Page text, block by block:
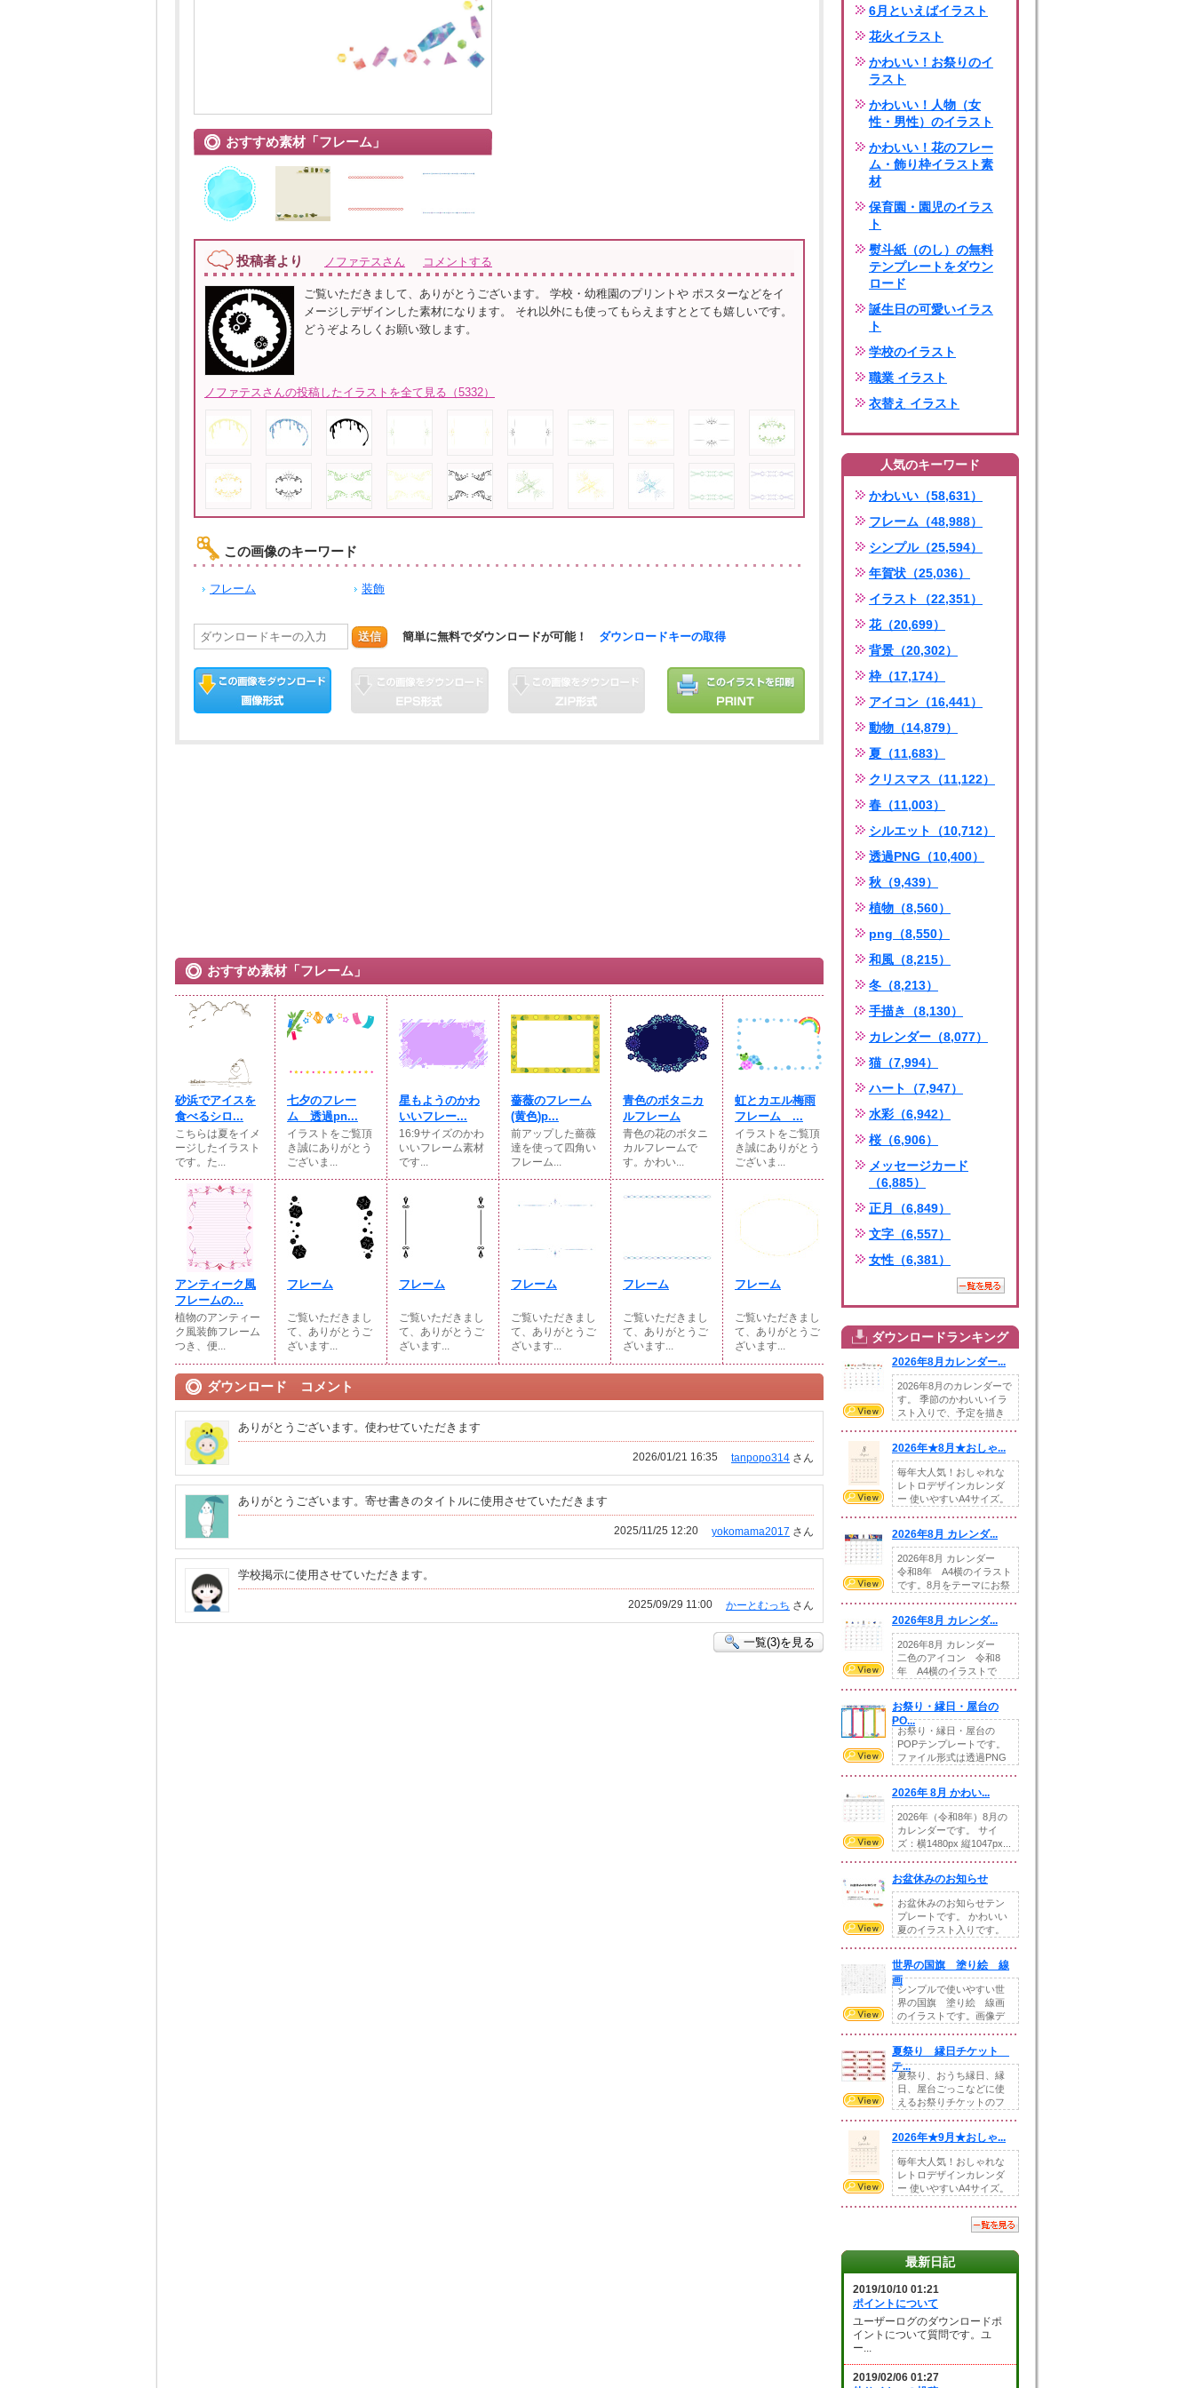
おすすめ素材「フレーム」
投稿者より ノファテスさん コメントする
ご覧いただきまして、ありがとうございます。 学校・幼稚園のプリントや ポスターなどをイ
メージしデザインした素材になります。 それ以外にも使ってもらえますととても嬉しいです。
どうぞよろしくお願い致します。
ノファテスさんの投稿したイラストを全て見る（5332）
この画像のキーワード
フレーム 装飾
送信 簡単に無料でダウンロードが可能！ ダウンロードキーの取得
おすすめ素材「フレーム」
砂浜でアイスを
食べるシロ...
こちらは夏をイメ
ージしたイラスト
です。た...
七夕のフレー
ム 透過pn...
イラストをご覧頂
き誠にありがとう
ございま...
星もようのかわ
いいフレー...
16:9サイズのかわ
いいフレーム素材
です...
薔薇のフレーム
(黄色)p...
前アップした薔薇
達を使って四角い
フレーム...
青色のボタニカ
ルフレーム
青色の花のボタニ
カルフレームで
す。かわい...
虹とカエル梅雨
フレーム ...
イラストをご覧頂
き誠にありがとう
ございま...
アンティーク風
フレームの...
植物のアンティー
ク風装飾フレーム
つき、便...
フレーム
ご覧いただきまし
て、ありがとうご
ざいます...
フレーム
ご覧いただきまし
て、ありがとうご
ざいます...
フレーム
ご覧いただきまし
て、ありがとうご
ざいます...
フレーム
ご覧いただきまし
て、ありがとうご
ざいます...
フレーム
ご覧いただきまし
て、ありがとうご
ざいます...
ダウンロード コメント
ありがとうございます。使わせていただきます
tanpopo314 さん
2026/01/21 16:35
ありがとうございます。寄せ書きのタイトルに使用させていただきます
yokomama2017 さん
2025/11/25 12:20
学校掲示に使用させていただきます。
かーとむっち さん
2025/09/29 11:00
一覧(3)を見る
6月といえばイラスト
花火イラスト
かわいい！お祭りのイ
ラスト
かわいい！人物（女
性・男性）のイラスト
かわいい！花のフレー
ム・飾り枠イラスト素
材
保育園・園児のイラス
ト
熨斗紙（のし）の無料
テンプレートをダウン
ロード
誕生日の可愛いイラス
ト
学校のイラスト
職業 イラスト
衣替え イラスト
人気のキーワード
かわいい（58,631）
フレーム（48,988）
シンプル（25,594）
年賀状（25,036）
イラスト（22,351）
花（20,699）
背景（20,302）
枠（17,174）
アイコン（16,441）
動物（14,879）
夏（11,683）
クリスマス（11,122）
春（11,003）
シルエット（10,712）
透過PNG（10,400）
秋（9,439）
植物（8,560）
png（8,550）
和風（8,215）
冬（8,213）
手描き（8,130）
カレンダー（8,077）
猫（7,994）
ハート（7,947）
水彩（6,942）
桜（6,906）
メッセージカード
（6,885）
正月（6,849）
文字（6,557）
女性（6,381）
ダウンロードランキング
2026年8月カレンダー...
2026年8月のカレンダーで
す。 季節のかわいいイラ
スト入りで、予定を描き
2026年★8月★おしゃ...
毎年大人気！おしゃれな
レトロデザインカレンダ
ー 使いやすいA4サイズ。
2026年8月 カレンダ...
2026年8月 カレンダー
令和8年 A4横のイラスト
です。8月をテーマにお祭
2026年8月 カレンダ...
2026年8月 カレンダー
二色のアイコン 令和8
年 A4横のイラストで
お祭り・縁日・屋台の
PO...
お祭り・縁日・屋台の
POPテンプレートです。
ファイル形式は透過PNG
2026年 8月 かわい...
2026年（令和8年）8月の
カレンダーです。 サイ
ズ：横1480px 縦1047px...
お盆休みのお知らせ
お盆休みのお知らせテン
プレートです。 かわいい
夏のイラスト入りです。
世界の国旗 塗り絵 線
画
シンプルで使いやすい世
界の国旗 塗り絵 線画
のイラストです。画像デ
夏祭り 縁日チケット
テ...
夏祭り、おうち縁日、縁
日、屋台ごっこなどに使
えるお祭りチケットのフ
2026年★9月★おしゃ...
毎年大人気！おしゃれな
レトロデザインカレンダ
ー 使いやすいA4サイズ。
最新日記
2019/10/10 01:21
ポイントについて
ユーザーログのダウンロードポ
イントについて質問です。ユ
ー...
2019/02/06 01:27